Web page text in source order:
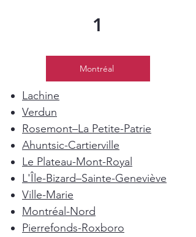
1
Montréal
Lachine
Verdun
Rosemont–La Petite-Patrie
Ahuntsic-Cartierville
Le Plateau-Mont-Royal
L'Île-Bizard–Sainte-Geneviève
Ville-Marie
Montréal-Nord
Pierrefonds-Roxboro